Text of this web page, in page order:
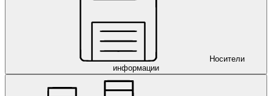
Носители
информации